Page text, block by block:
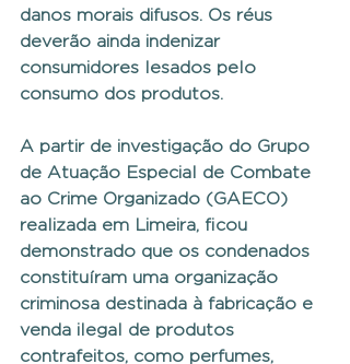
danos morais difusos. Os réus
deverão ainda indenizar
consumidores lesados pelo
consumo dos produtos.
A partir de investigação do Grupo
de Atuação Especial de Combate
ao Crime Organizado (GAECO)
realizada em Limeira, ficou
demonstrado que os condenados
constituíram uma organização
criminosa destinada à fabricação e
venda ilegal de produtos
contrafeitos, como perfumes,